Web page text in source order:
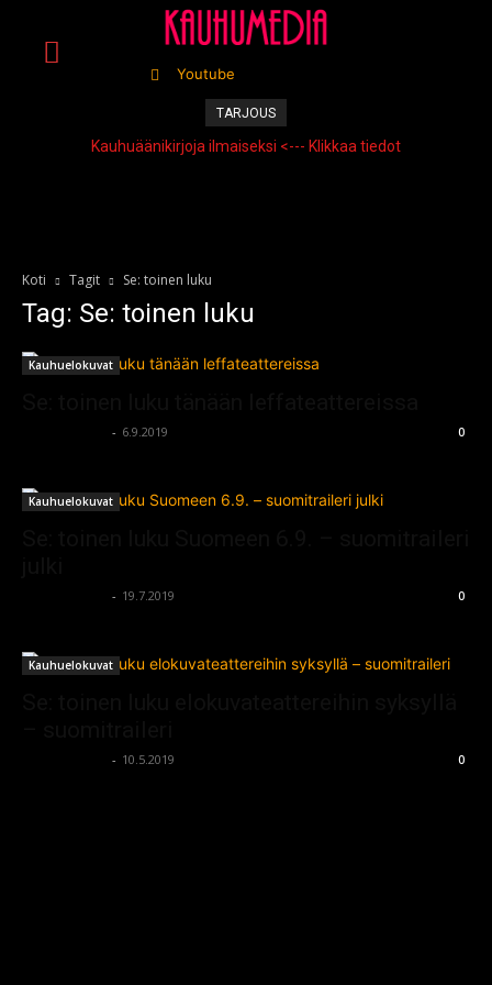
Youtube
TARJOUS
Kauhuäänikirjoja ilmaiseksi <--- Klikkaa tiedot
Koti Tagit Se: toinen luku
Tag: Se: toinen luku
Kauhuelokuvat
- 6.9.2019 0
Kauhuelokuvat
- 19.7.2019 0
Kauhuelokuvat
- 10.5.2019 0